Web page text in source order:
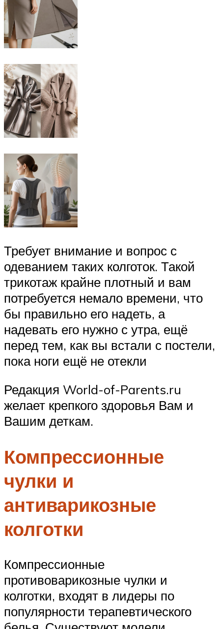
Требует внимание и вопрос с
одеванием таких колготок. Такой
трикотаж крайне плотный и вам
потребуется немало времени, что
бы правильно его надеть, а
надевать его нужно с утра, ещё
перед тем, как вы встали с постели,
пока ноги ещё не отекли
Редакция World-of-Parents.ru
желает крепкого здоровья Вам и
Вашим деткам.
Компрессионные
чулки и
антиварикозные
колготки
Компрессионные
противоварикозные чулки и
колготки, входят в лидеры по
популярности терапевтического